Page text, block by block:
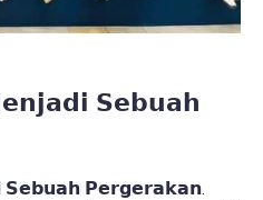
𝗦𝗲𝗯𝘂𝗮𝗵
𝗦𝗲𝗯𝘂𝗮𝗵 𝗣𝗲𝗿𝗴𝗲𝗿𝗮𝗸𝗮𝗻.